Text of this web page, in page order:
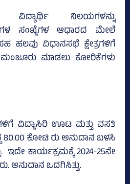
ವಿದ್ಯಾರ್ಥಿ ನಿಲಯಗಳನ್ನು
ಸಂಖ್ಯೆಗಳ ಆಧಾರದ ಮೇಲೆ
ಹಲವು ವಿಧಾನಸಭೆ ಕ್ಷೇತ್ರಗಳಿಗೆ
ಮಾಡಲು ಕೋರಿಕೆಗಳು
ವಿದ್ಯಾಸಿರಿ ಊಟ ಮತ್ತು ವಸತಿ
ಕೋಟಿ ರು ಅನುದಾನ ಬಳಸಿ
ಕಾರ್ಯಕ್ರಮಕ್ಕೆ 2024-25ನೇ
ಅನುದಾನ ಒದಗಿಸಿತ್ತು.